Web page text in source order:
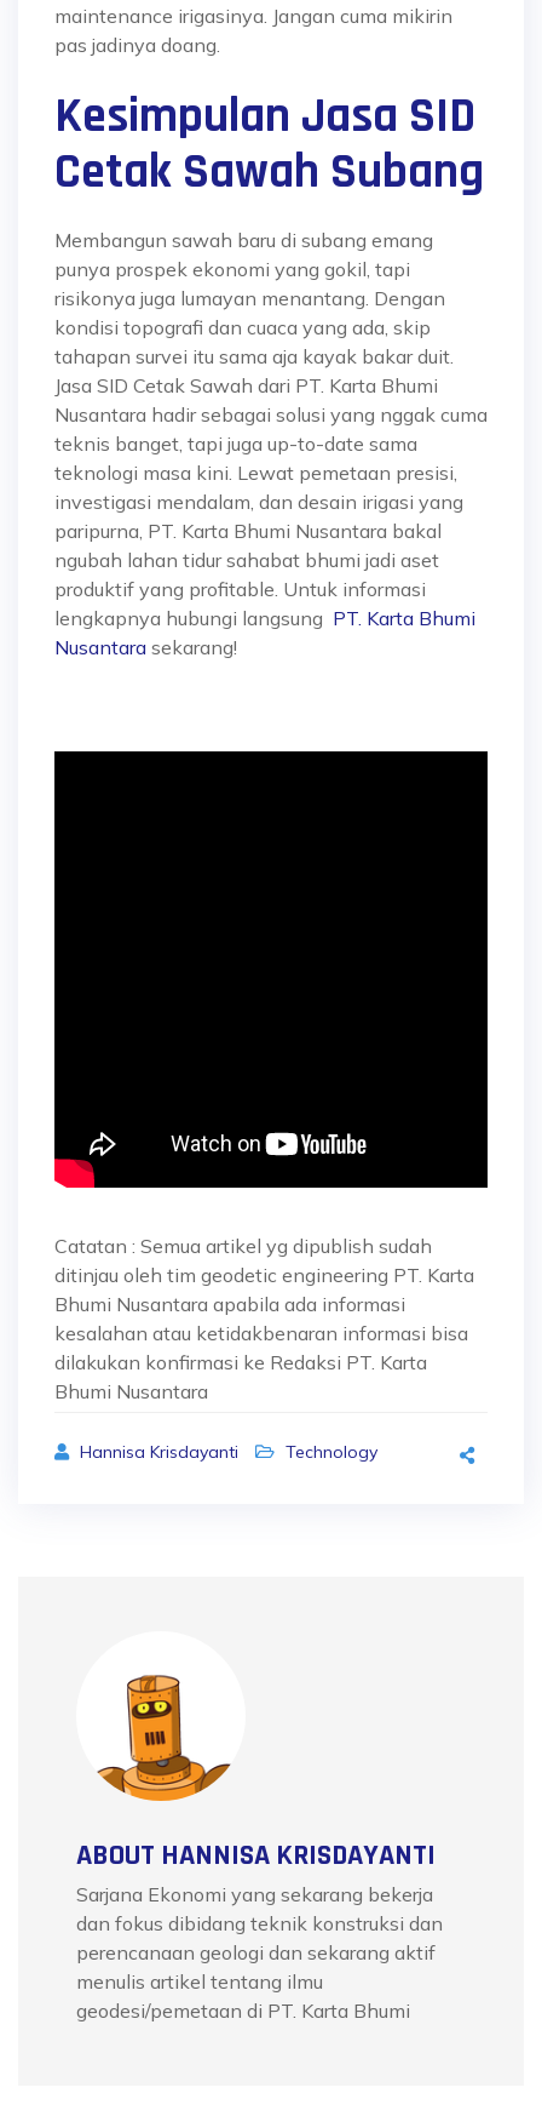
maintenance irigasinya. Jangan cuma mikirin
pas jadinya doang.
Kesimpulan Jasa SID
Cetak Sawah Subang
Membangun sawah baru di subang emang
punya prospek ekonomi yang gokil, tapi
risikonya juga lumayan menantang. Dengan
kondisi topografi dan cuaca yang ada, skip
tahapan survei itu sama aja kayak bakar duit.
Jasa SID Cetak Sawah dari PT. Karta Bhumi
Nusantara hadir sebagai solusi yang nggak cuma
teknis banget, tapi juga up-to-date sama
teknologi masa kini. Lewat pemetaan presisi,
investigasi mendalam, dan desain irigasi yang
paripurna, PT. Karta Bhumi Nusantara bakal
ngubah lahan tidur sahabat bhumi jadi aset
produktif yang profitable. Untuk informasi
lengkapnya hubungi langsung PT. Karta Bhumi
Nusantara sekarang!
Catatan : Semua artikel yg dipublish sudah
ditinjau oleh tim geodetic engineering PT. Karta
Bhumi Nusantara apabila ada informasi
kesalahan atau ketidakbenaran informasi bisa
dilakukan konfirmasi ke Redaksi PT. Karta
Bhumi Nusantara
Hannisa Krisdayanti Technology
ABOUT HANNISA KRISDAYANTI
Sarjana Ekonomi yang sekarang bekerja
dan fokus dibidang teknik konstruksi dan
perencanaan geologi dan sekarang aktif
menulis artikel tentang ilmu
geodesi/pemetaan di PT. Karta Bhumi